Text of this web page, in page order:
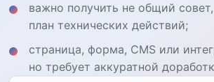
важно получить не общий
план технических действий;
страница, форма, CMS или
но требует аккуратной